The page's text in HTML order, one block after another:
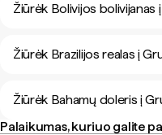
Žiūrėk Bolivijos bolivijanas
Žiūrėk Brazilijos realas į
Žiūrėk Bahamų doleris į
Palaikumas, kuriuo galite